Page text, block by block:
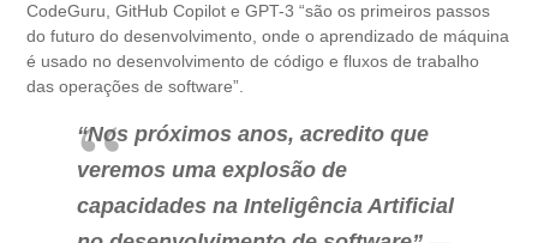
CodeGuru, GitHub Copilot e GPT-3 “são os primeiros passos
do futuro do desenvolvimento, onde o aprendizado de máquina
é usado no desenvolvimento de código e fluxos de trabalho
das operações de software”.
“Nos próximos anos, acredito que
veremos uma explosão de
capacidades na Inteligência Artificial